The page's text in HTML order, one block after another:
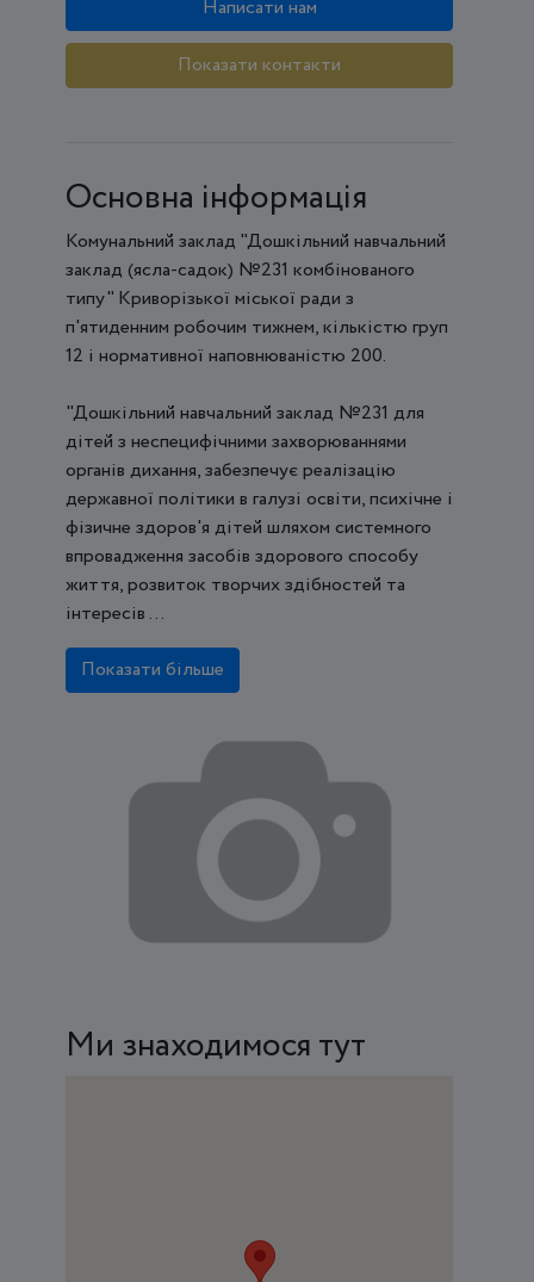
Написати нам
Показати контакти
Основна інформація
Комунальний заклад "Дошкільний навчальний
заклад (ясла-садок) №231 комбінованого
типу" Криворізької міської ради з
п'ятиденним робочим тижнем, кількістю груп
12 і нормативної наповнюваністю 200.
"Дошкільний навчальний заклад №231 для
дітей з неспецифічними захворюваннями
органів дихання, забезпечує реалізацію
державної політики в галузі освіти, психічне і
фізичне здоров'я дітей шляхом системного
впровадження засобів здорового способу
життя, розвиток творчих здібностей та
інтересів ...
Показати більше
Ми знаходимося тут